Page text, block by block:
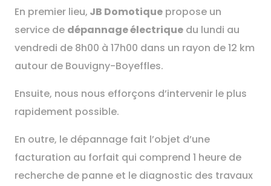
En premier lieu, JB Domotique propose un
service de dépannage électrique du lundi au
vendredi de 8h00 à 17h00 dans un rayon de 12 km
autour de Bouvigny-Boyeffles.
Ensuite, nous nous efforçons d’intervenir le plus
rapidement possible.
En outre, le dépannage fait l’objet d’une
facturation au forfait qui comprend 1 heure de
recherche de panne et le diagnostic des travaux